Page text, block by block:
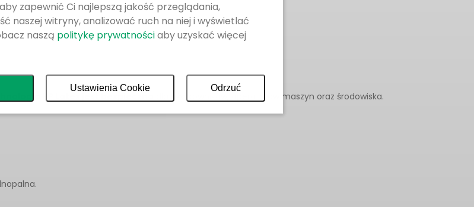
HP Latex jest bezpieczna dla użytkowników, operatorów maszyn oraz środowiska.
zapewnić Ci najlepszą jakość przeglądania,
naszej witryny, analizować ruch na niej i wyświetlać
naszą politykę prywatnościaby uzyskać więcej
Ustawienia Cookie Odrzuć